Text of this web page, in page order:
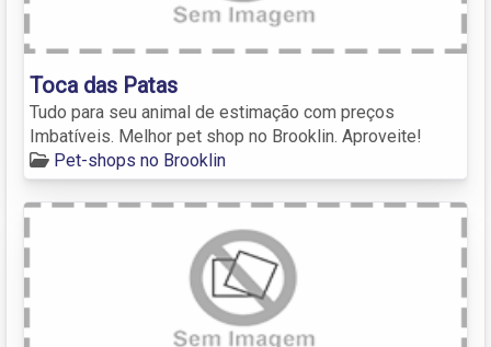
Toca das Patas
Tudo para seu animal de estimação com preços
Imbatíveis. Melhor pet shop no Brooklin. Aproveite!
Pet-shops no Brooklin